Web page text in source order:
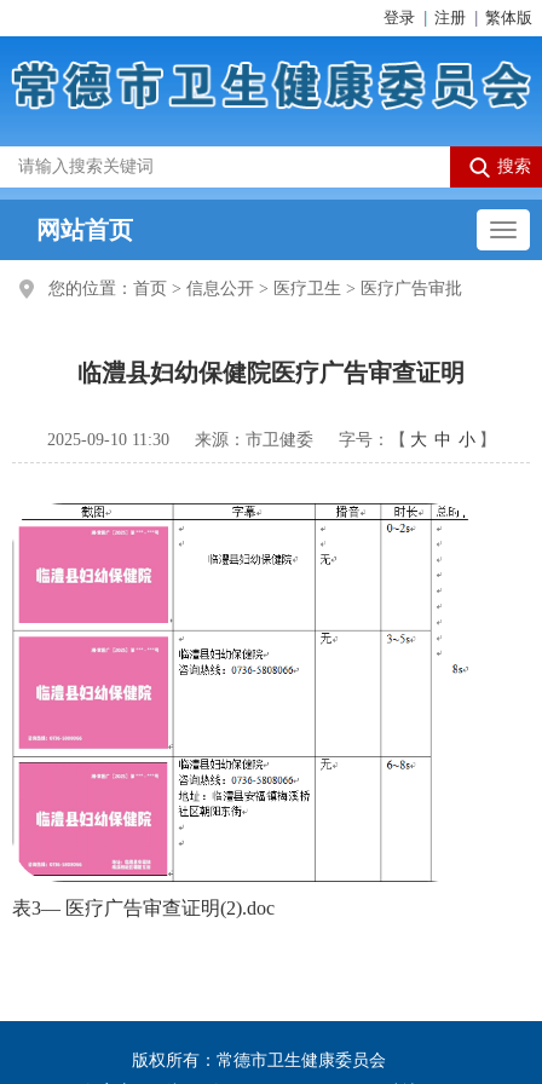
登录 注册 繁体版
网站首页
您的位置： 首页 > 信息公开 > 医疗卫生 > 医疗广告审批
临澧县妇幼保健院医疗广告审查证明
2025-09-10 11:30 来源：市卫健委 字号：【 大 中 小 】
表3— 医疗广告审查证明(2).doc
版权所有：常德市卫生健康委员会